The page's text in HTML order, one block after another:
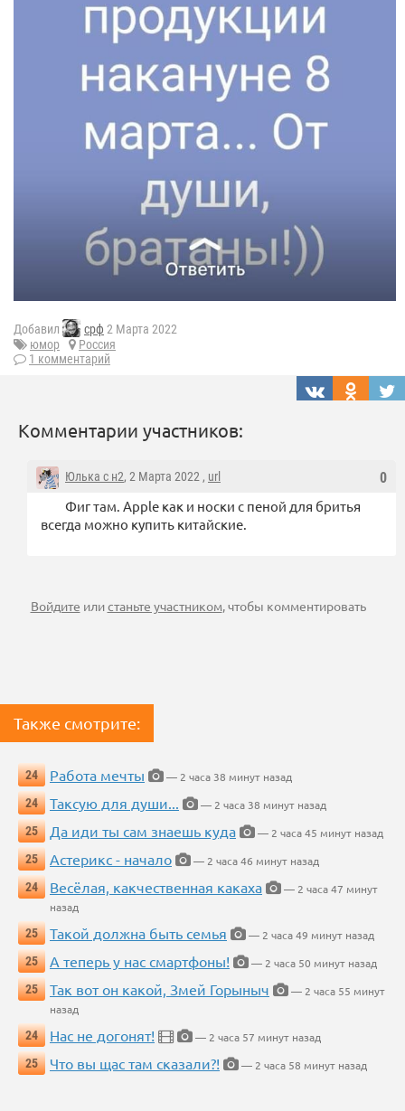
Добавил срф 2 Марта 2022
юмор
Россия
1 комментарий
Комментарии участников:
0
Юлька с н2, 2 Марта 2022 , url
Фиг там. Apple как и носки с пеной для бритья
всегда можно купить китайские.
Войдите илистаньте участником, чтобы комментировать
Также смотрите:
24 Работа мечты
— 2 часа 38 минут назад
24
Таксую для души...
— 2 часа 38 минут назад
25
Да иди ты сам знаешь куда
— 2 часа 45 минут назад
25
Астерикс - начало
— 2 часа 46 минут назад
24
Весёлая, какчественная какаха
— 2 часа 47 минут
назад
25
Такой должна быть семья
— 2 часа 49 минут назад
25
А теперь у нас смартфоны!
— 2 часа 50 минут назад
25
Так вот он какой, Змей Горыныч
— 2 часа 55 минут
назад
24
Нас не догонят!
— 2 часа 57 минут назад
25
Что вы щас там сказали?! — 2 часа 58 минут назад